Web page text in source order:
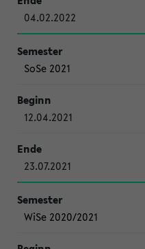
04.02.2022
SoSe 2021
12.04.2021
23.07.2021
WiSe 2020/2021